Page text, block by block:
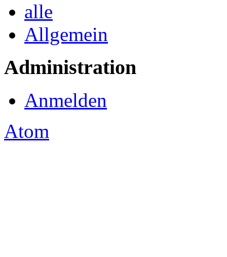
alle
Allgemein
Administration
Anmelden
Atom